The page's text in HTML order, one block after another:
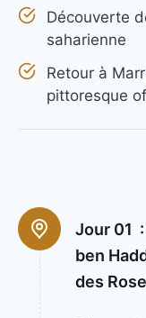
Découverte
saharienne
Retour à
pittoresque
Jour 01 :
ben
des